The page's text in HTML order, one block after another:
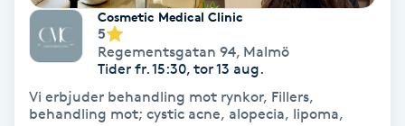
Coachning
Color correction
Cryoterapi
Cosmetic Medical Clinic
5
Regementsgatan 94, Malmö
Tider fr. 15:30, tor 13 aug.
Vi erbjuder behandling mot rynkor, Fillers,
behandling mot; cystic acne, alopecia, lipoma,